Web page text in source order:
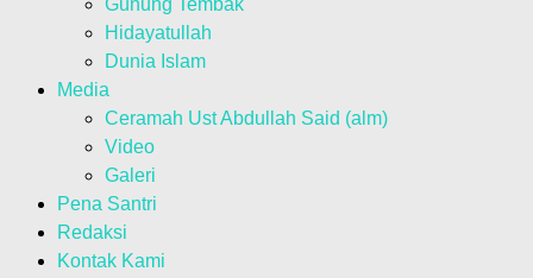
Gunung Tembak
Hidayatullah
Dunia Islam
Media
Ceramah Ust Abdullah Said (alm)
Video
Galeri
Pena Santri
Redaksi
Kontak Kami